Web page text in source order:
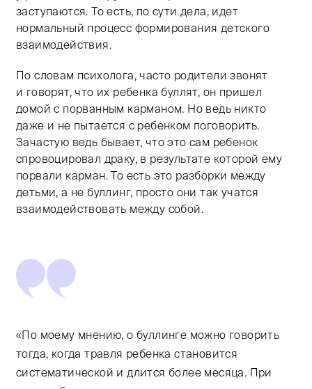
заступаются. То есть, по сути дела, идет
нормальный процесс формирования детского
взаимодействия.
По словам психолога, часто родители звонят
и говорят, что их ребенка буллят, он пришел
домой с порванным карманом. Но ведь никто
даже и не пытается с ребенком поговорить.
Зачастую ведь бывает, что это сам ребенок
спровоцировал драку, в результате которой ему
порвали карман. То есть это разборки между
детьми, а не буллинг, просто они так учатся
взаимодействовать между собой.
«По моему мнению, о буллинге можно говорить
тогда, когда травля ребенка становится
систематической и длится более месяца. При